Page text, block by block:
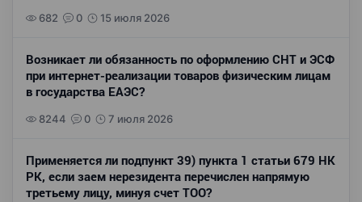
682 0 15 июля 2026
Возникает ли обязанность по оформлению СНТ и ЭСФ
при интернет-реализации товаров физическим лицам
в государства ЕАЭС?
8244 0 7 июля 2026
Применяется ли подпункт 39) пункта 1 статьи 679 НК
РК, если заем нерезидента перечислен напрямую
третьему лицу, минуя счет ТОО?